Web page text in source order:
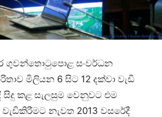
ගුවන්තොටුපොළ සංවර්ධන
මිලියන 6 සිට 12 දක්වා වැඩි
සිදු කළ සැලසුම වෙනුවට එම
වැඩිකිරීමට නැවත 2013 වසරේදී